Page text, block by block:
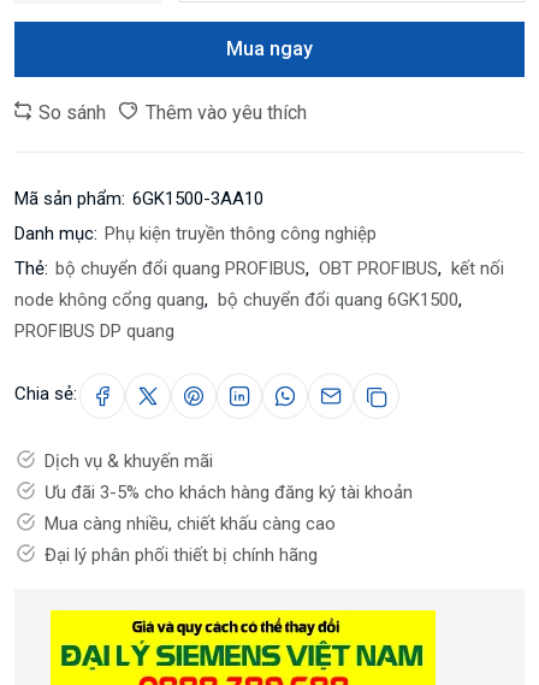
Mua ngay
So sánh Thêm vào yêu thích
Mã sản phẩm: 6GK1500-3AA10
Danh mục: Phụ kiện truyền thông công nghiệp
Thẻ: bộ chuyển đổi quang PROFIBUS, OBT PROFIBUS, kết nối
node không cổng quang, bộ chuyển đổi quang 6GK1500,
PROFIBUS DP quang
Chia sẻ:
Dịch vụ & khuyến mãi
Ưu đãi 3-5% cho khách hàng đăng ký tài khoản
Mua càng nhiều, chiết khấu càng cao
Đại lý phân phối thiết bị chính hãng